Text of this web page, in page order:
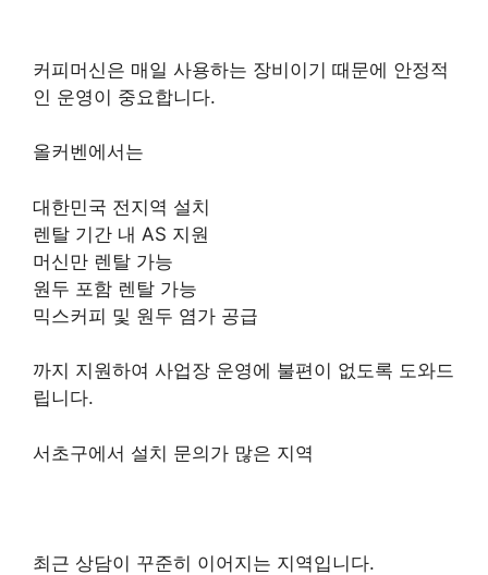
커피머신은 매일 사용하는 장비이기 때문에 안정적
인 운영이 중요합니다.
올커벤에서는
대한민국 전지역 설치
렌탈 기간 내 AS 지원
머신만 렌탈 가능
원두 포함 렌탈 가능
믹스커피 및 원두 염가 공급
까지 지원하여 사업장 운영에 불편이 없도록 도와드
립니다.
서초구에서 설치 문의가 많은 지역
최근 상담이 꾸준히 이어지는 지역입니다.